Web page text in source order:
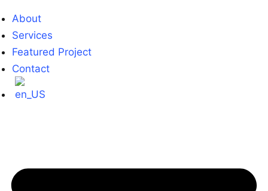
About
Services
Featured Project
Contact